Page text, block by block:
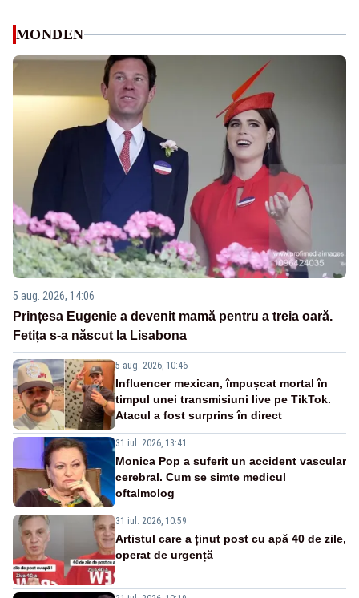
MONDEN
5 aug. 2026, 14:06
Prințesa Eugenie a devenit mamă pentru a treia oară.
Fetița s-a născut la Lisabona
5 aug. 2026, 10:46
Influencer mexican, împușcat mortal în
timpul unei transmisiuni live pe TikTok.
Atacul a fost surprins în direct
31 iul. 2026, 13:41
Monica Pop a suferit un accident vascular
cerebral. Cum se simte medicul
oftalmolog
31 iul. 2026, 10:59
Artistul care a ținut post cu apă 40 de zile,
operat de urgență